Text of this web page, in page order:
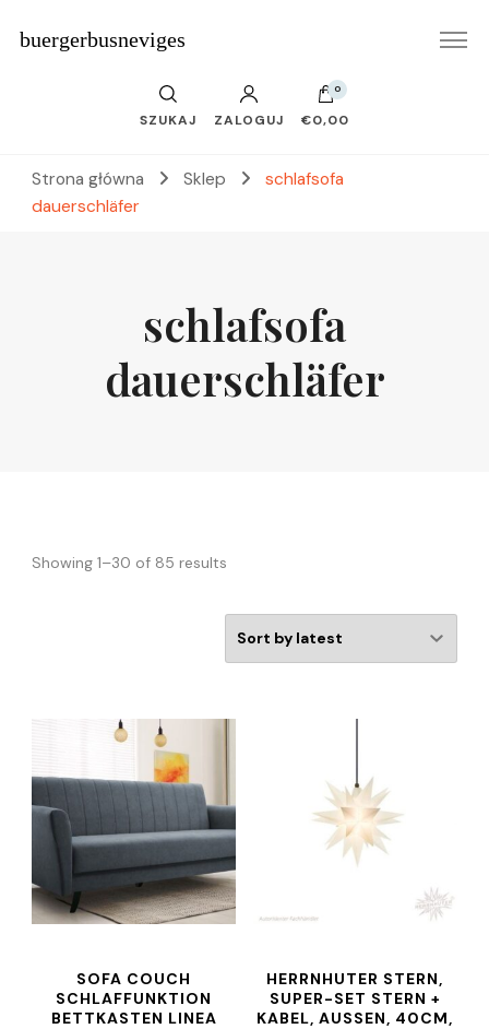
buergerbusneviges
SZUKAJ ZALOGUJ
0
€0,00
Strona główna Sklep
schlafsofa
dauerschläfer
schlafsofa
dauerschläfer
Showing 1–30 of 85 results
SOFA COUCH
SCHLAFFUNKTION
BETTKASTEN LINEA
HERRNHUTER STERN,
SUPER-SET STERN +
KABEL, AUSSEN, 40CM, O